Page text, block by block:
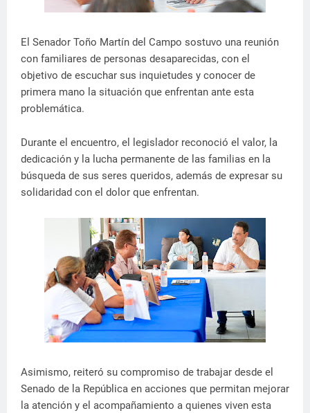
El Senador Toño Martín del Campo sostuvo una reunión
con familiares de personas desaparecidas, con el
objetivo de escuchar sus inquietudes y conocer de
primera mano la situación que enfrentan ante esta
problemática.
Durante el encuentro, el legislador reconoció el valor, la
dedicación y la lucha permanente de las familias en la
búsqueda de sus seres queridos, además de expresar su
solidaridad con el dolor que enfrentan.
Asimismo, reiteró su compromiso de trabajar desde el
Senado de la República en acciones que permitan mejorar
la atención y el acompañamiento a quienes viven esta